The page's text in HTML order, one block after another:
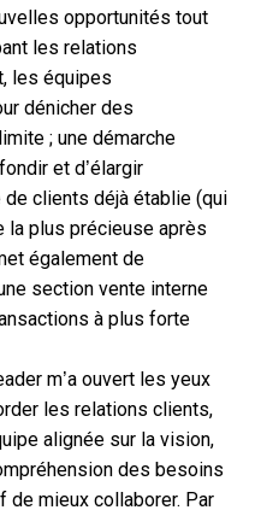
opportunités tout
les relations
les équipes
dénicher des
; une démarche
et d’élargir
de clients déjà établie (qui
la plus précieuse après
également de
section vente interne
à plus forte
m’a ouvert les yeux
les relations clients,
alignée sur la vision,
des besoins
mieux collaborer. Par